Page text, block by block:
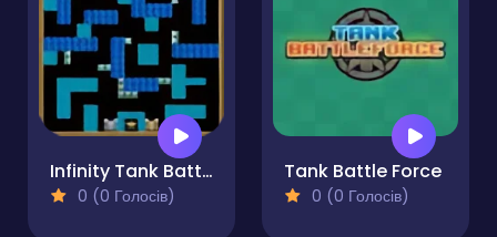
Infinity Tank Battle
0 (0 Голосів)
Tank Battle Force
0 (0 Голосів)